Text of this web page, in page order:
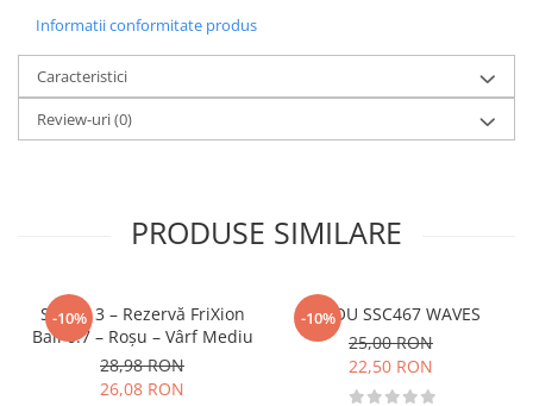
Enciclopedii
Diete si alimentatie sanatoasa
Fitness si frumusete
Diverse
Medicina alternativa
Drept
Legislatie
Informatii conformitate produs
Caracteristici
Review-uri(0)
PRODUSE SIMILARE
-10%
Set de 3 – Rezervă FriXion
Ball 0.7 – Roşu – Vârf Mediu
28,98 RON
26,08 RON
-10%
STILOU SSC467 WAVES
25,00 RON
22,50 RON